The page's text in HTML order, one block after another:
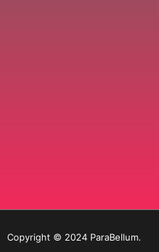
Copyright © 2024 ParaBellum.